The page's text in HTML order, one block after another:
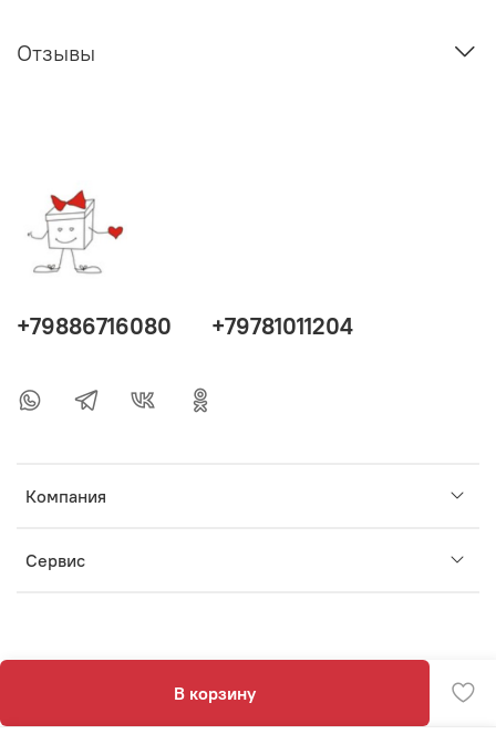
В корзину
Отзывы
Компания
Сервис
+79886716080 +79781011204